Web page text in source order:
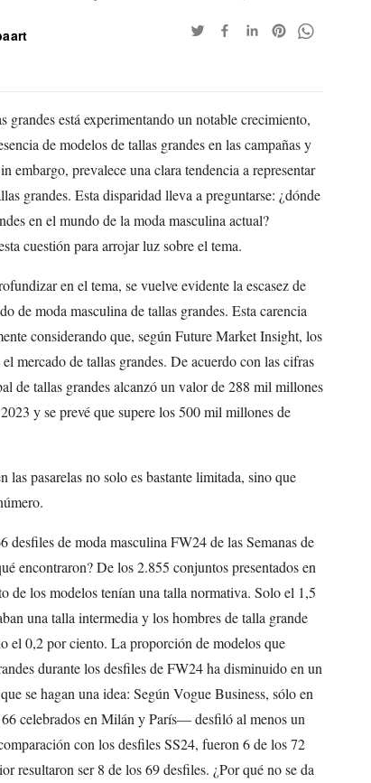
grandes está experimentando un notable crecimiento,
de modelos de tallas grandes en las campañas y
embargo, prevalece una clara tendencia a representar
grandes. Esta disparidad lleva a preguntarse: ¿dónde
en el mundo de la moda masculina actual?
cuestión para arrojar luz sobre el tema.
en el tema, se vuelve evidente la escasez de
de moda masculina de tallas grandes. Esta carencia
considerando que, según Future Market Insight, los
mercado de tallas grandes. De acuerdo con las cifras
de tallas grandes alcanzó un valor de 288 mil millones
y se prevé que supere los 500 mil millones de
las pasarelas no solo es bastante limitada, sino que
desfiles de moda masculina FW24 de las Semanas de
encontraron? De los 2.855 conjuntos presentados en
de los modelos tenían una talla normativa. Solo el 1,5
una talla intermedia y los hombres de talla grande
el 0,2 por ciento. La proporción de modelos que
durante los desfiles de FW24 ha disminuido en un
se hagan una idea: Según Vogue Business, sólo en
celebrados en Milán y París— desfiló al menos un
con los desfiles SS24, fueron 6 de los 72
resultaron ser 8 de los 69 desfiles. ¿Por qué no se da